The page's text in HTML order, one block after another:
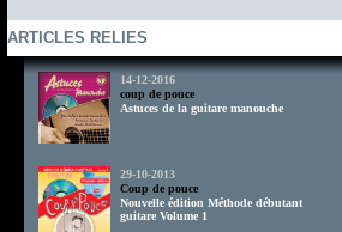
ARTICLES RELIES
14-12-2016
coup de pouce
Astuces de la guitare manouche
29-10-2013
Coup de pouce
Nouvelle édition Méthode débutant
guitare Volume 1